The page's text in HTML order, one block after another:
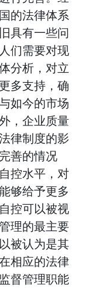
的法律体系
具有一些问
们需要对现
分析，对立
多支持，确
如今的市场
，企业质量
律制度的影
善的情况
控水平，对
够给予更多
控可以被视
理的最主要
被认为是其
相应的法律
督管理职能